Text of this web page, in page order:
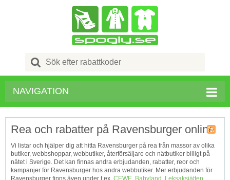
Search
for:
NAVIGATION
Tagg
Rea och rabatter på Ravensburger online
Vi listar och hjälper dig att hitta Ravensburger på rea från massor av olika
butiker, webbshoppar, webbutiker, återförsäljare och nätbutiker billigt på
nätet i Sverige. Det kan finnas andra erbjudanden, rabatter, reor och
kampanjer för Ravensburger hos andra webbutiker. Mer erbjudanden för
Ravensburger finns även under t.ex. CEWE, Babyland , Leksaksjätten,